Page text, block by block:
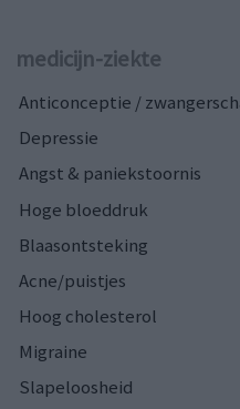
medicijn-ziekte
Anticonceptie /
Depressie
Angst & paniekstoornis
Hoge bloeddruk
Blaasontsteking
Acne/puistjes
Hoog cholesterol
Migraine
Slapeloosheid